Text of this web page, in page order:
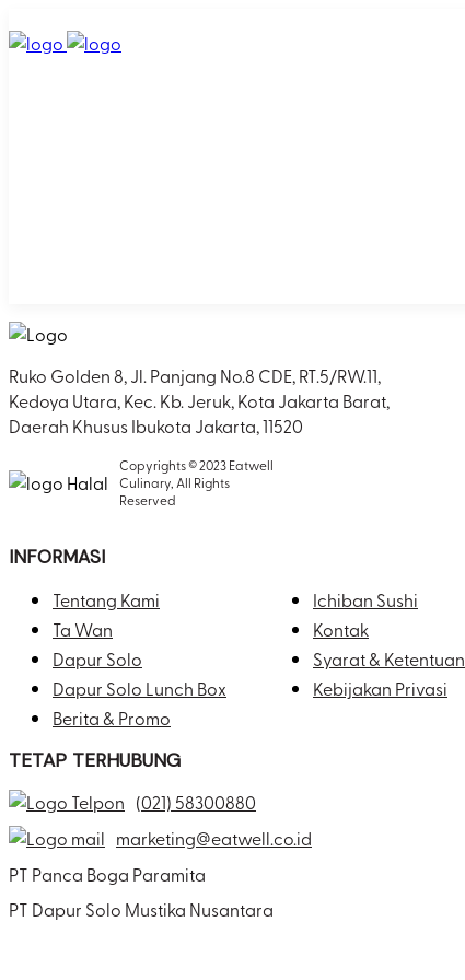
Ruko Golden 8, Jl. Panjang No.8 CDE, RT.5/RW.11,
Kedoya Utara, Kec. Kb. Jeruk, Kota Jakarta Barat,
Daerah Khusus Ibukota Jakarta, 11520
Copyrights © 2023 Eatwell
Culinary, All Rights
Reserved
INFORMASI
Tentang Kami
Ichiban Sushi
Ta Wan
Kontak
Dapur Solo
Syarat & Ketentuan
Dapur Solo Lunch Box
Kebijakan Privasi
Berita & Promo
TETAP TERHUBUNG
(021) 58300880
marketing@eatwell.co.id
PT Panca Boga Paramita
PT Dapur Solo Mustika Nusantara